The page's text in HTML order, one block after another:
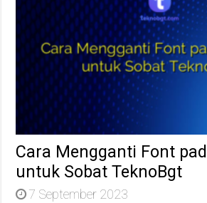
Cara Mengganti Font
untuk Sobat TeknoBgt
7 September 2023